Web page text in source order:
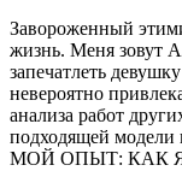
Завороженный
жизнь. Меня зовут
запечатлеть
невероятно
анализа работ
подходящей модели
МОЙ ОПЫТ: КАК